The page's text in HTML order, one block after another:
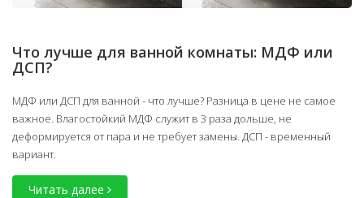
Что лучше для ванной комнаты: МДФ или
ДСП?
МДФ или ДСП для ванной - что лучше? Разница в цене не самое
важное. Влагостойкий МДФ служит в 3 раза дольше, не
деформируется от пара и не требует замены. ДСП - временный
вариант.
Читать далее